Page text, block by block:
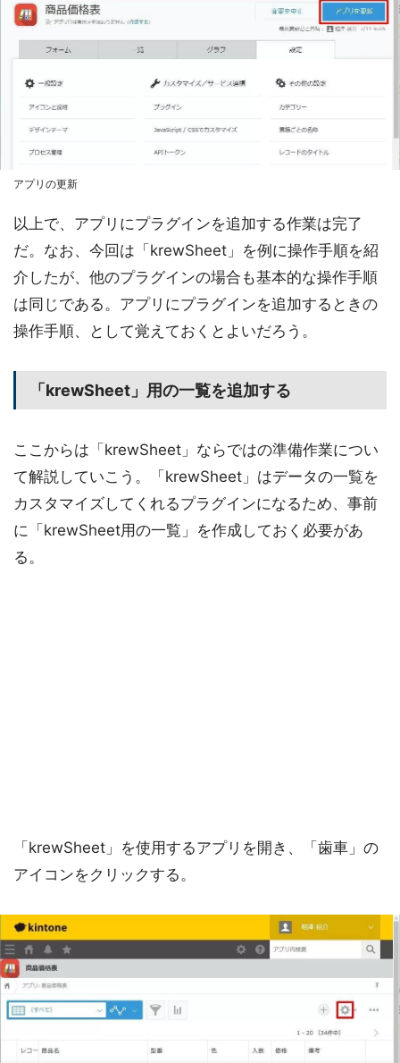
アプリの更新
以上で、アプリにプラグインを追加する作業は完了
だ。なお、今回は「krewSheet」を例に操作手順を紹
介したが、他のプラグインの場合も基本的な操作手順
は同じである。アプリにプラグインを追加するときの
操作手順、として覚えておくとよいだろう。
「krewSheet」用の一覧を追加する
ここからは「krewSheet」ならではの準備作業につい
て解説していこう。「krewSheet」はデータの一覧を
カスタマイズしてくれるプラグインになるため、事前
に「krewSheet用の一覧」を作成しておく必要があ
る。
「krewSheet」を使用するアプリを開き、「歯車」の
アイコンをクリックする。